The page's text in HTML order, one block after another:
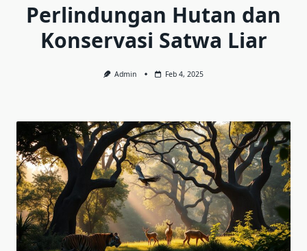
Perlindungan Hutan dan
Konservasi Satwa Liar
Admin Feb 4, 2025